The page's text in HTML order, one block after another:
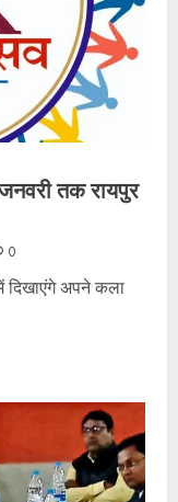
तक रायपुर
0
दिखाएंगे अपने कला